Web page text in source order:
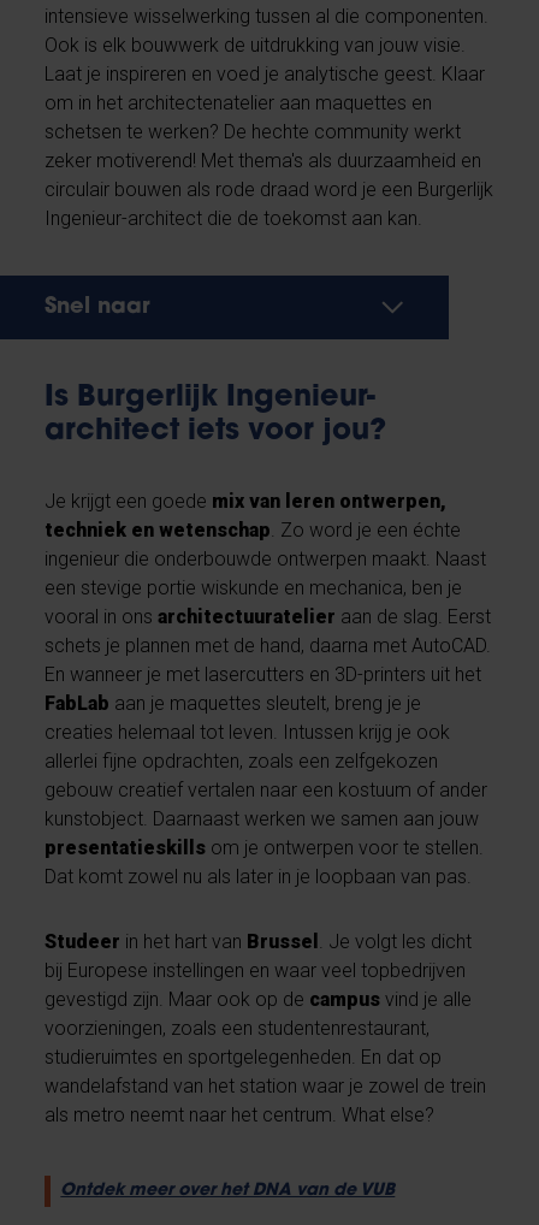
intensieve wisselwerking tussen al die componenten.
Ook is elk bouwwerk de uitdrukking van jouw visie.
Laat je inspireren en voed je analytische geest. Klaar
om in het architectenatelier aan maquettes en
schetsen te werken? De hechte community werkt
zeker motiverend! Met thema's als duurzaamheid en
circulair bouwen als rode draad word je een Burgerlijk
Ingenieur-architect die de toekomst aan kan.
Snel naar
Is Burgerlijk Ingenieur-
architect iets voor jou?
Je krijgt een goede mix van leren ontwerpen,
techniek en wetenschap . Zo word je een échte
ingenieur die onderbouwde ontwerpen maakt. Naast
een stevige portie wiskunde en mechanica, ben je
vooral in onsarchitectuuratelier aan de slag. Eerst
schets je plannen met de hand, daarna met AutoCAD.
En wanneer je met lasercutters en 3D-printers uit het
FabLab aan je maquettes sleutelt, breng je je
creaties helemaal tot leven. Intussen krijg je ook
allerlei fijne opdrachten, zoals een zelfgekozen
gebouw creatief vertalen naar een kostuum of ander
kunstobject. Daarnaast werken we samen aan jouw
presentatieskills om je ontwerpen voor te stellen.
Dat komt zowel nu als later in je loopbaan van pas.
Studeer in het hart van Brussel
. Je volgt les dicht
bij Europese instellingen en waar veel topbedrijven
gevestigd zijn. Maar ook op de campus vind je alle
voorzieningen, zoals een studentenrestaurant,
studieruimtes en sportgelegenheden. En dat op
wandelafstand van het station waar je zowel de trein
als metro neemt naar het centrum. What else?
Ontdek meer over het DNA van de VUB